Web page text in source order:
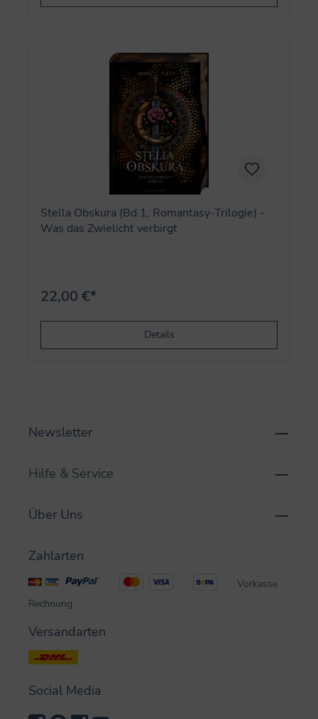
Stella Obskura (Bd.1, Romantasy-Trilogie) -
Was das Zwielicht verbirgt
22,00 €*
Details
Newsletter
Hilfe & Service
Über Uns
Zahlarten
Vorkasse
Rechnung
Versandarten
Social Media